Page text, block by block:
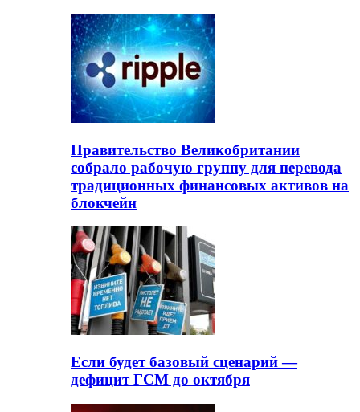
Правительство Великобритании
собрало рабочую группу для перевода
традиционных финансовых активов на
блокчейн
Если будет базовый сценарий —
дефицит ГСМ до октября